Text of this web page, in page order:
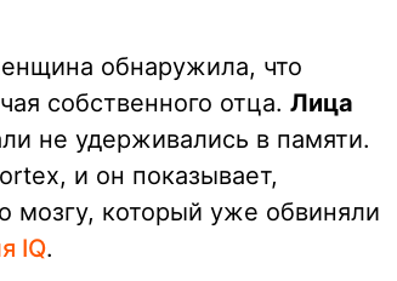
обнаружила, что
собственного отца. Лица
не удерживались в памяти.
и он показывает,
мозгу, который уже обвиняли
IQ.